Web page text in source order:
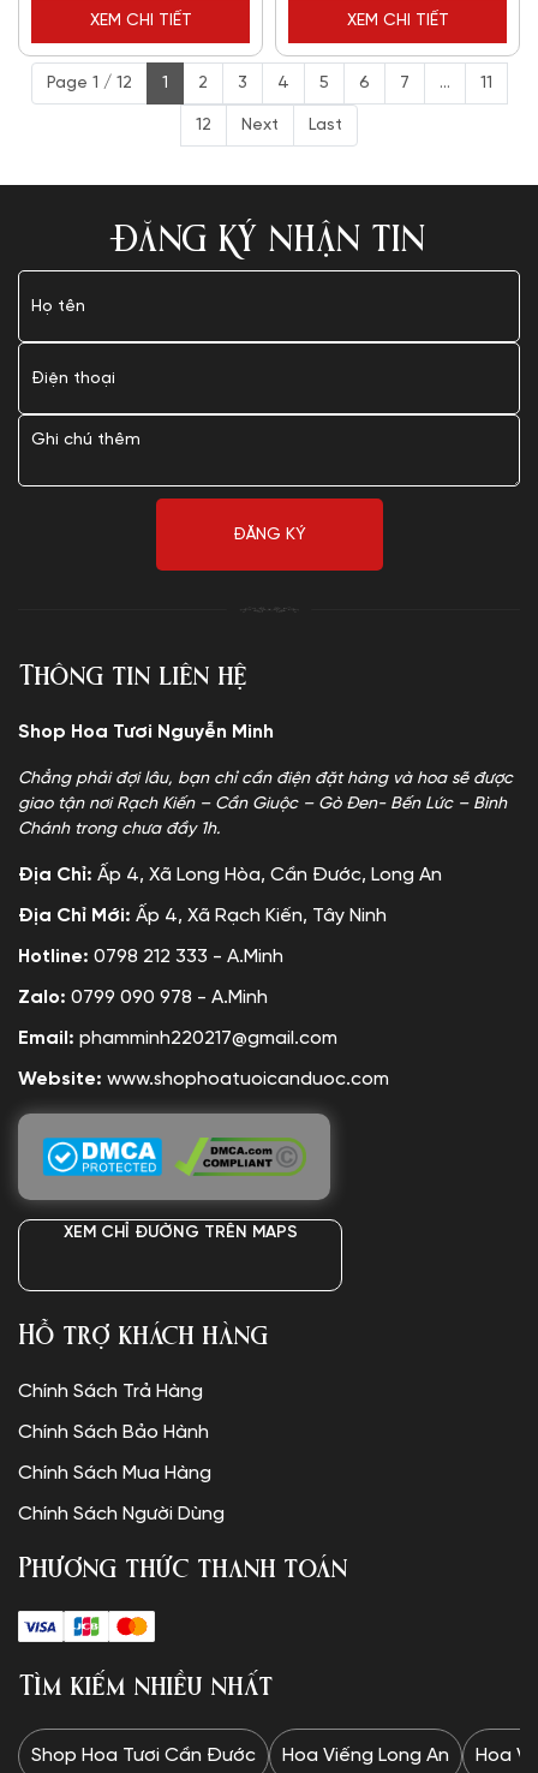
XEM CHI TIẾT XEM CHI TIẾT
Page 1 / 12 1 2 3 4 5 6 7 ... 11
12 Next Last
ĐĂNG KÝ NHẬN TIN
Thông tin liên hệ
Shop Hoa Tươi Nguyễn Minh
Chẳng phải đợi lâu, bạn chỉ cần điện đặt hàng và hoa sẽ được
giao tận nơi Rạch Kiến – Cần Giuộc – Gò Đen- Bến Lức – Bình
Chánh trong chưa đầy 1h.
Địa Chỉ: Ấp 4, Xã Long Hòa, Cần Đước, Long An
Địa Chỉ Mới: Ấp 4, Xã Rạch Kiến, Tây Ninh
Hotline: 0798 212 333 - A.Minh
Zalo: 0799 090 978 - A.Minh
Email: phamminh220217@gmail.com
Website: www.shophoatuoicanduoc.com
XEM CHỈ ĐƯỜNG TRÊN MAPS
Hỗ trợ khách hàng
Chính Sách Trả Hàng
Chính Sách Bảo Hành
Chính Sách Mua Hàng
Chính Sách Người Dùng
Phương thức thanh toán
Tìm kiếm nhiều nhất
Shop Hoa Tươi Cần Đước Hoa Viếng Long An Hoa